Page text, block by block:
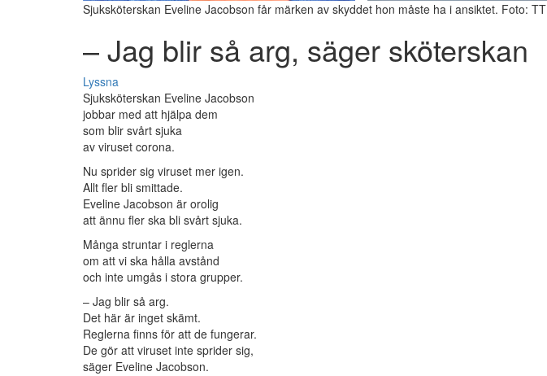
Sjuksköterskan Eveline Jacobson får märken av skyddet hon måste ha i ansiktet. Foto: TT
– Jag blir så arg, säger sköterskan
Lyssna
Sjuksköterskan Eveline Jacobson
jobbar med att hjälpa dem
som blir svårt sjuka
av viruset corona.
Nu sprider sig viruset mer igen.
Allt fler bli smittade.
Eveline Jacobson är orolig
att ännu fler ska bli svårt sjuka.
Många struntar i reglerna
om att vi ska hålla avstånd
och inte umgås i stora grupper.
– Jag blir så arg.
Det här är inget skämt.
Reglerna finns för att de fungerar.
De gör att viruset inte sprider sig,
säger Eveline Jacobson.